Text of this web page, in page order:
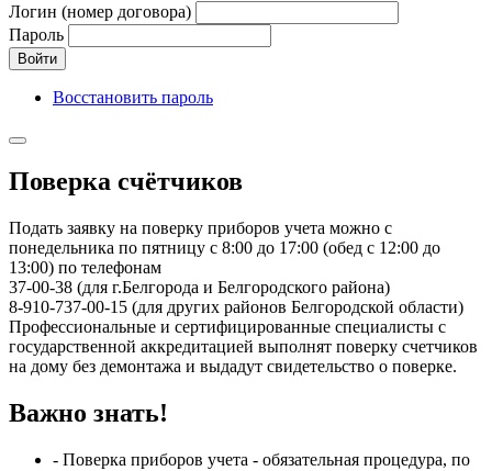
Логин (номер договора)
Пароль
Войти
Восстановить пароль
Поверка счётчиков
Подать заявку на поверку приборов учета можно с
понедельника по пятницу с 8:00 до 17:00 (обед с 12:00 до
13:00) по телефонам
37-00-38 (для г.Белгорода и Белгородского района)
8-910-737-00-15 (для других районов Белгородской области)
Профессиональные и сертифицированные специалисты с
государственной аккредитацией выполнят поверку счетчиков
на дому без демонтажа и выдадут свидетельство о поверке.
Важно знать!
- Поверка приборов учета - обязательная процедура, по